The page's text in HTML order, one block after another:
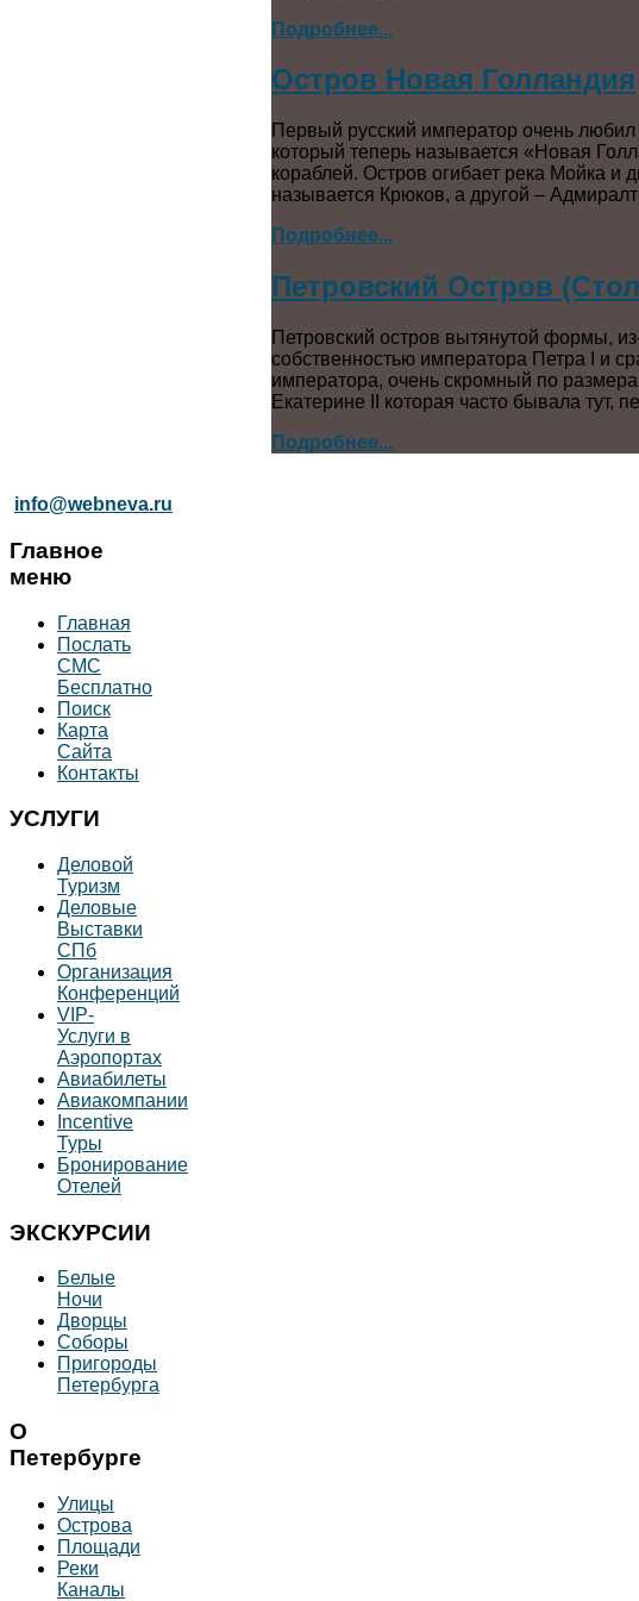
Подробнее...
Остров Новая Голландия
Первый русский император очень любил
который теперь называется «Новая
кораблей. Остров огибает река Мойка и
называется Крюков, а другой –
Подробнее...
Петровский Остров
Петровский остров вытянутой формы,
собственностью императора Петра I и
императора, очень скромный по
Екатерине II которая часто бывала тут,
Подробнее...
info@webneva.ru
Главное
меню
Главная
Послать
СМС
Бесплатно
Поиск
Карта
Сайта
Контакты
УСЛУГИ
Деловой
Туризм
Деловые
Выставки
СПб
Организация
Конференций
VIP-
Услуги в
Аэропортах
Авиабилеты
Авиакомпании
Incentive
Туры
Бронирование
Отелей
ЭКСКУРСИИ
Белые
Ночи
Дворцы
Соборы
Пригороды
Петербурга
О
Петербурге
Улицы
Острова
Площади
Реки
Каналы